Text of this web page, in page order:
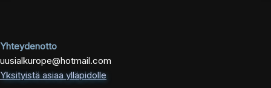
Yhteydenotto
uusialkurope@hotmail.com
Yksityistä asiaa ylläpidolle